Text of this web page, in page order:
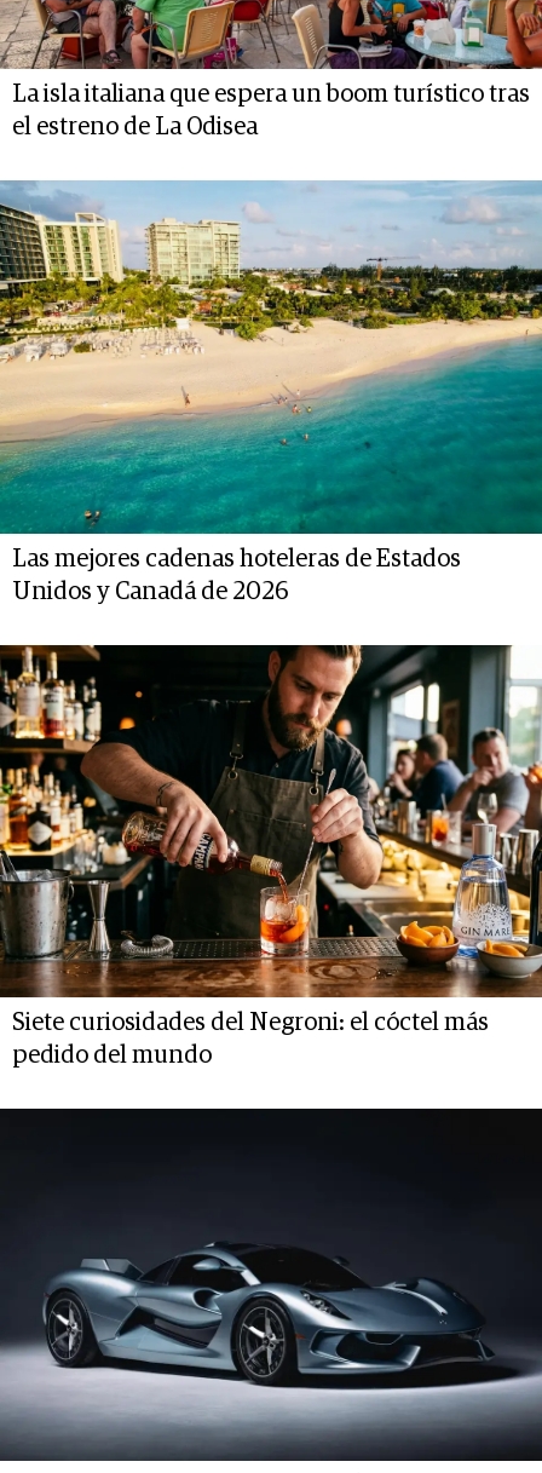
La isla italiana que espera un boom turístico tras
el estreno de La Odisea
Las mejores cadenas hoteleras de Estados
Unidos y Canadá de 2026
Siete curiosidades del Negroni: el cóctel más
pedido del mundo